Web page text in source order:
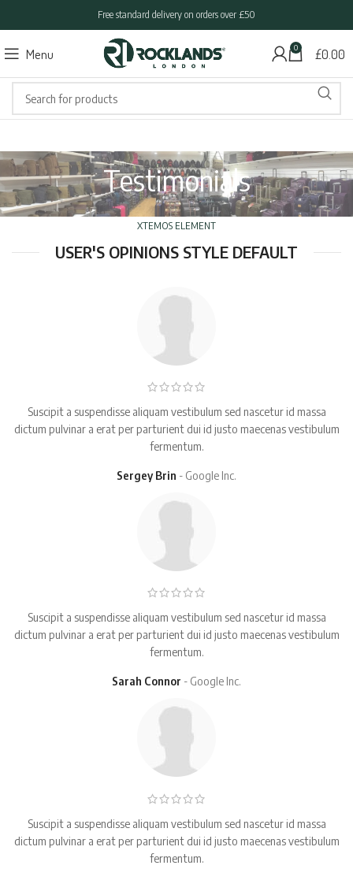
Free standard delivery on orders over £50
Menu 0 £0.00
Testimonials
XTEMOS ELEMENT
USER'S OPINIONS STYLE DEFAULT
Suscipit a suspendisse aliquam vestibulum sed nascetur id massa
dictum pulvinar a erat per parturient dui id justo maecenas vestibulum
fermentum.
Sergey Brin Google Inc.
Suscipit a suspendisse aliquam vestibulum sed nascetur id massa
dictum pulvinar a erat per parturient dui id justo maecenas vestibulum
fermentum.
Sarah Connor Google Inc.
Suscipit a suspendisse aliquam vestibulum sed nascetur id massa
dictum pulvinar a erat per parturient dui id justo maecenas vestibulum
fermentum.